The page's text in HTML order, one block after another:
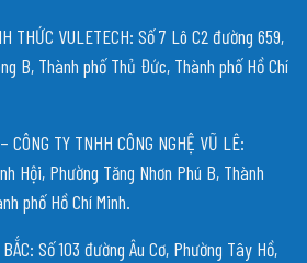
THỨC VULETECH: Số 7 Lô C2 đường 659,
B, Thành phố Thủ Đức, Thành phố Hồ Chí
CÔNG TY TNHH CÔNG NGHỆ VŨ LÊ:
Hội, Phường Tăng Nhơn Phú B, Thành
phố Hồ Chí Minh.
Số 103 đường Âu Cơ, Phường Tây Hồ,